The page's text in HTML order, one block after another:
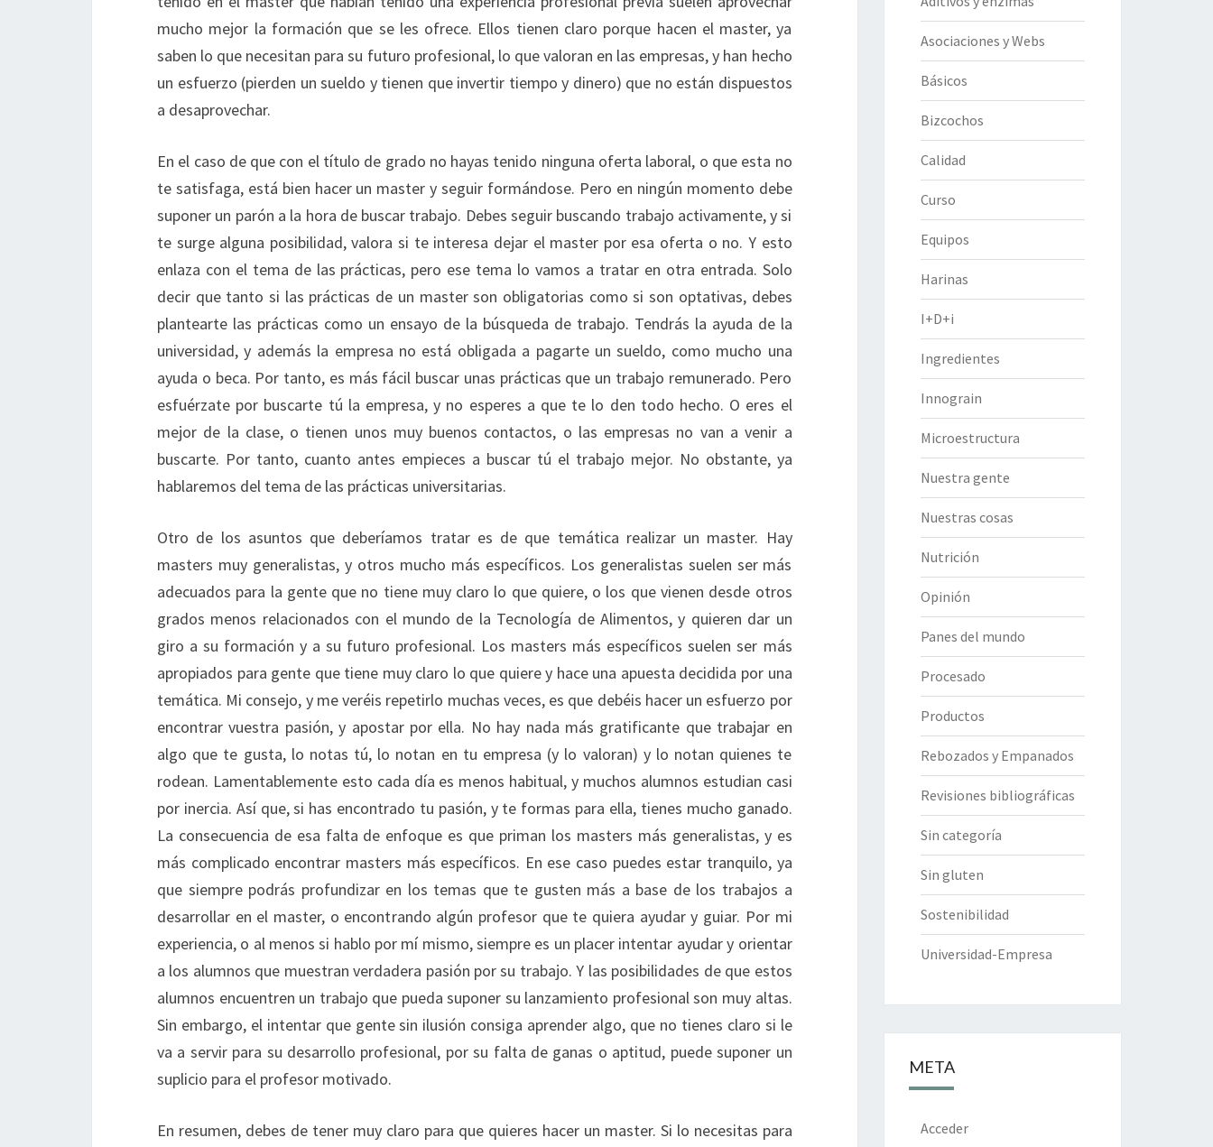
mucho mejor la formación que se les ofrece. Ellos tienen claro porque hacen el master, ya
saben lo que necesitan para su futuro profesional, lo que valoran en las empresas, y han hecho
un esfuerzo (pierden un sueldo y tienen que invertir tiempo y dinero) que no están dispuestos
a desaprovechar.
En el caso de que con el título de grado no hayas tenido ninguna oferta laboral, o que esta no
te satisfaga, está bien hacer un master y seguir formándose. Pero en ningún momento debe
suponer un parón a la hora de buscar trabajo. Debes seguir buscando trabajo activamente, y si
te surge alguna posibilidad, valora si te interesa dejar el master por esa oferta o no. Y esto
enlaza con el tema de las prácticas, pero ese tema lo vamos a tratar en otra entrada. Solo
decir que tanto si las prácticas de un master son obligatorias como si son optativas, debes
plantearte las prácticas como un ensayo de la búsqueda de trabajo. Tendrás la ayuda de la
universidad, y además la empresa no está obligada a pagarte un sueldo, como mucho una
ayuda o beca. Por tanto, es más fácil buscar unas prácticas que un trabajo remunerado. Pero
esfuérzate por buscarte tú la empresa, y no esperes a que te lo den todo hecho. O eres el
mejor de la clase, o tienen unos muy buenos contactos, o las empresas no van a venir a
buscarte. Por tanto, cuanto antes empieces a buscar tú el trabajo mejor. No obstante, ya
hablaremos del tema de las prácticas universitarias.
Otro de los asuntos que deberíamos tratar es de que temática realizar un master. Hay
masters muy generalistas, y otros mucho más específicos. Los generalistas suelen ser más
adecuados para la gente que no tiene muy claro lo que quiere, o los que vienen desde otros
grados menos relacionados con el mundo de la Tecnología de Alimentos, y quieren dar un
giro a su formación y a su futuro profesional. Los masters más específicos suelen ser más
apropiados para gente que tiene muy claro lo que quiere y hace una apuesta decidida por una
temática. Mi consejo, y me veréis repetirlo muchas veces, es que debéis hacer un esfuerzo por
encontrar vuestra pasión, y apostar por ella. No hay nada más gratificante que trabajar en
algo que te gusta, lo notas tú, lo notan en tu empresa (y lo valoran) y lo notan quienes te
rodean. Lamentablemente esto cada día es menos habitual, y muchos alumnos estudian casi
por inercia. Así que, si has encontrado tu pasión, y te formas para ella, tienes mucho ganado.
La consecuencia de esa falta de enfoque es que priman los masters más generalistas, y es
más complicado encontrar masters más específicos. En ese caso puedes estar tranquilo, ya
que siempre podrás profundizar en los temas que te gusten más a base de los trabajos a
desarrollar en el master, o encontrando algún profesor que te quiera ayudar y guiar. Por mi
experiencia, o al menos si hablo por mí mismo, siempre es un placer intentar ayudar y orientar
a los alumnos que muestran verdadera pasión por su trabajo. Y las posibilidades de que estos
alumnos encuentren un trabajo que pueda suponer su lanzamiento profesional son muy altas.
Sin embargo, el intentar que gente sin ilusión consiga aprender algo, que no tienes claro si le
va a servir para su desarrollo profesional, por su falta de ganas o aptitud, puede suponer un
suplicio para el profesor motivado.
En resumen, debes de tener muy claro para que quieres hacer un master. Si lo necesitas para
Asociaciones y Webs
Básicos
Bizcochos
Calidad
Curso
Equipos
Harinas
I+D+i
Ingredientes
Innograin
Microestructura
Nuestra gente
Nuestras cosas
Nutrición
Opinión
Panes del mundo
Procesado
Productos
Rebozados y Empanados
Revisiones bibliográficas
Sin categoría
Sin gluten
Sostenibilidad
Universidad-Empresa
META
Acceder